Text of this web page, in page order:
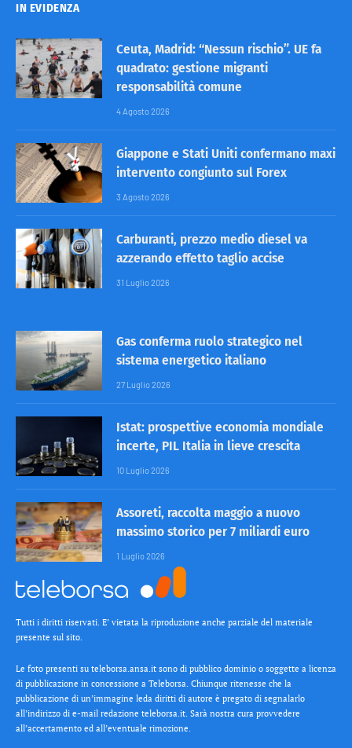
IN EVIDENZA
Ceuta, Madrid: “Nessun rischio”. UE fa
quadrato: gestione migranti
responsabilità comune
4 Agosto 2026
Giappone e Stati Uniti confermano maxi
intervento congiunto sul Forex
3 Agosto 2026
Carburanti, prezzo medio diesel va
azzerando effetto taglio accise
31 Luglio 2026
Gas conferma ruolo strategico nel
sistema energetico italiano
27 Luglio 2026
Istat: prospettive economia mondiale
incerte, PIL Italia in lieve crescita
10 Luglio 2026
Assoreti, raccolta maggio a nuovo
massimo storico per 7 miliardi euro
1 Luglio 2026
Tutti i diritti riservati. E’ vietata la riproduzione anche parziale del materiale
presente sul sito.
Le foto presenti su teleborsa.ansa.it sono di pubblico dominio o soggette a licenza
di pubblicazione in concessione a Teleborsa. Chiunque ritenesse che la
pubblicazione di un’immagine leda diritti di autore è pregato di segnalarlo
all’indirizzo di e-mail redazione teleborsa.it. Sarà nostra cura provvedere
all’accertamento ed all’eventuale rimozione.